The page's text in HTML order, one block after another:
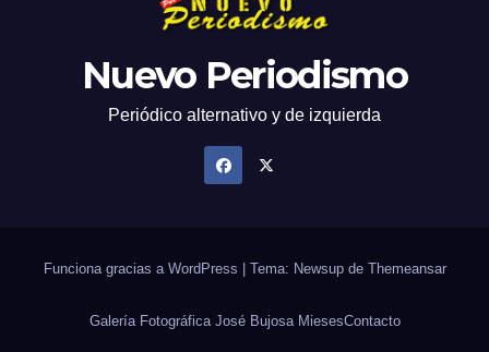
Nuevo Periodismo
Periódico alternativo y de izquierda
Funciona gracias a WordPress Tema: Newsup de Themeansar
Galería Fotográfica José Bujosa MiesesContacto